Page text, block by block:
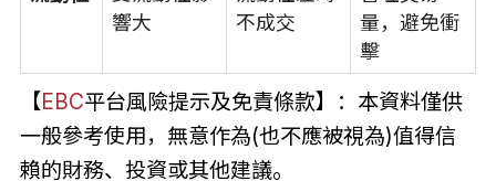
響大
不成交
量，避免衝
擊
【EBC平台風險提示及免責條款】：本資料僅供
一般參考使用，無意作為(也不應被視為)值得信
賴的財務、投資或其他建議。